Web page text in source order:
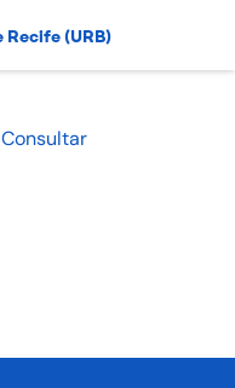
(URB)
Consultar